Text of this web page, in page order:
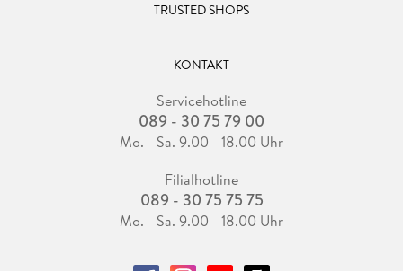
TRUSTED SHOPS
KONTAKT
Servicehotline
089 - 30 75 79 00
Mo. - Sa. 9.00 - 18.00 Uhr
Filialhotline
089 - 30 75 75 75
Mo. - Sa. 9.00 - 18.00 Uhr